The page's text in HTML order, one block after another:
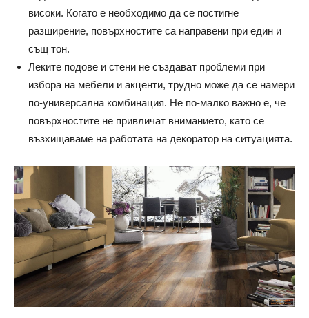
високи. Когато е необходимо да се постигне
разширение, повърхностите са направени при един и
същ тон.
Леките подове и стени не създават проблеми при
избора на мебели и акценти, трудно може да се намери
по-универсална комбинация. Не по-малко важно е, че
повърхностите не привличат вниманието, като се
възхищаваме на работата на декоратор на ситуацията.